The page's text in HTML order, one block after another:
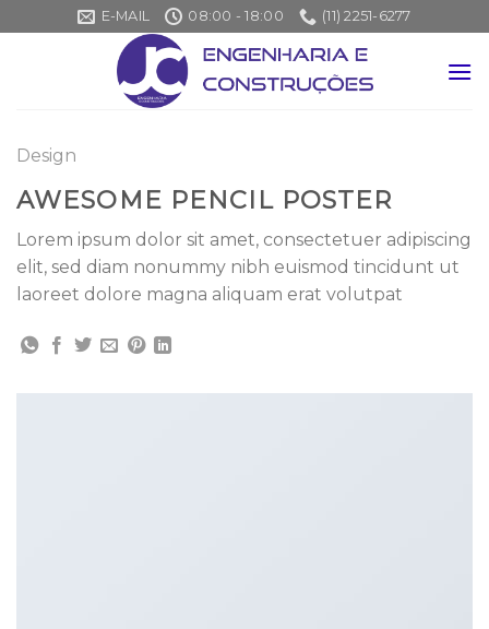
to
E-MAIL 08:00 - 18:00 (11) 2251-6277
Design
AWESOME PENCIL POSTER
Lorem ipsum dolor sit amet, consectetuer adipiscing
elit, sed diam nonummy nibh euismod tincidunt ut
laoreet dolore magna aliquam erat volutpat